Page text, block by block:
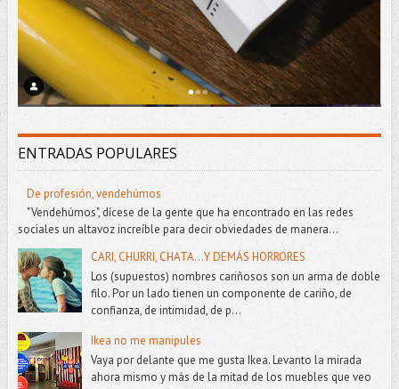
ENTRADAS POPULARES
De profesión, vendehúmos
"Vendehúmos", dícese de la gente que ha encontrado en las redes
sociales un altavoz increíble para decir obviedades de manera...
CARI, CHURRI, CHATA...Y DEMÁS HORRORES
Los (supuestos) nombres cariñosos son un arma de doble
filo. Por un lado tienen un componente de cariño, de
confianza, de intimidad, de p...
Ikea no me manipules
Vaya por delante que me gusta Ikea. Levanto la mirada
ahora mismo y más de la mitad de los muebles que veo